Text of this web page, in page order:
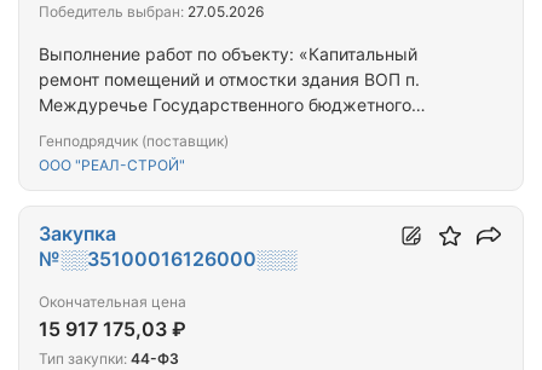
Выполнение работ по объекту: «Капитальный
ремонт помещений и отмостки здания ВОП п.
Междуречье Государственного бюджетного
области «Черняховская центральная районная
Калининградская область, Черняховский район, п.
Междуречье, ул. Каштановая, д. 1Б»
Генподрядчик (поставщик)
ООО "РЕАЛ-СТРОЙ"
Победитель выбран: 27.05.2026
Закупка
№░░35100016126000░░░
Окончательная цена
15 917 175,03 ₽
Тип закупки: 44-ФЗ